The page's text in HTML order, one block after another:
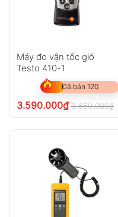
Máy đo vận tốc gió
Testo 410-1
Đã bán 120
3.590.000₫ 3.660.000₫